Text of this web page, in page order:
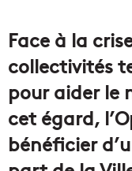
Face à la
collectivités
pour aider le
cet égard,
bénéficier